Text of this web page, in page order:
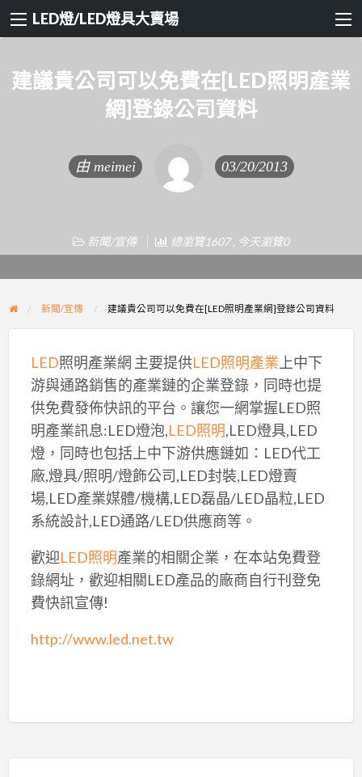
LED燈/LED燈具大賣場
建議貴公司可以免費在[LED照明產業
網]登錄公司資料
由 meimei 03/20/2013
新聞/宣傳 總瀏覽1607 , 今天瀏覽0
新聞/宣傳 建議貴公司可以免費在[LED照明產業網]登錄公司資料
LED照明產業網 主要提供LED照明產業 上中下
游與通路銷售的產業鏈的企業登錄，同時也提
供免費發佈快訊的平台。讓您一網掌握LED照
明產業訊息:LED燈泡,LED照明,LED燈具,LED
燈，同時也包括上中下游供應鏈如：LED代工
廠,燈具/照明/燈飾公司,LED封裝,LED燈賣
場,LED產業媒體/機構,LED磊晶/LED晶粒,LED
系統設計,LED通路/LED供應商等。
歡迎LED照明產業的相關企業，在本站免費登
錄網址，歡迎相關LED產品的廠商自行刊登免
費快訊宣傳!
http://www.led.net.tw